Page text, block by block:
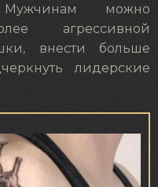
Мужчинам можно
агрессивной
внести больше
лидерские